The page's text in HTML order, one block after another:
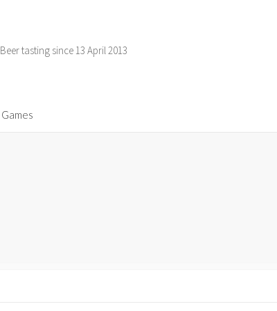
Beer tasting since 13 April 2013
Games